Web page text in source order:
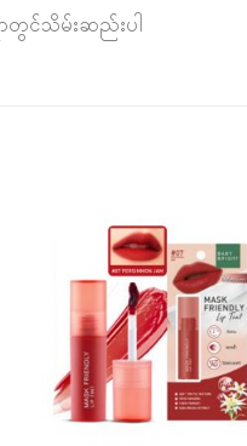
င်သိမ်းဆည်းပါ